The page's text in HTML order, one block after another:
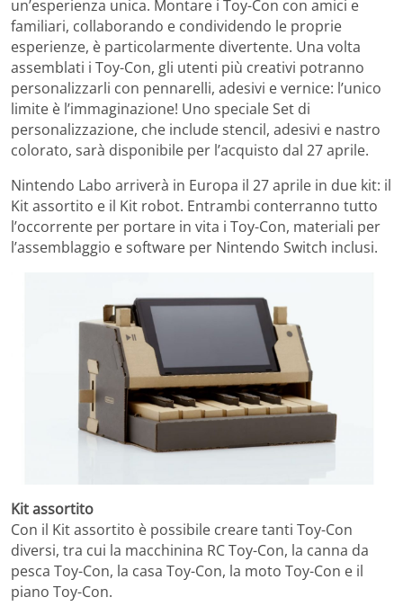
un’esperienza unica. Montare i Toy-Con con amici e
familiari, collaborando e condividendo le proprie
esperienze, è particolarmente divertente. Una volta
assemblati i Toy-Con, gli utenti più creativi potranno
personalizzarli con pennarelli, adesivi e vernice: l’unico
limite è l’immaginazione! Uno speciale Set di
personalizzazione, che include stencil, adesivi e nastro
colorato, sarà disponibile per l’acquisto dal 27 aprile.
Nintendo Labo arriverà in Europa il 27 aprile in due kit: il
Kit assortito e il Kit robot. Entrambi conterranno tutto
l’occorrente per portare in vita i Toy-Con, materiali per
l’assemblaggio e software per Nintendo Switch inclusi.
Kit assortito
Con il Kit assortito è possibile creare tanti Toy-Con
diversi, tra cui la macchinina RC Toy-Con, la canna da
pesca Toy-Con, la casa Toy-Con, la moto Toy-Con e il
piano Toy-Con.